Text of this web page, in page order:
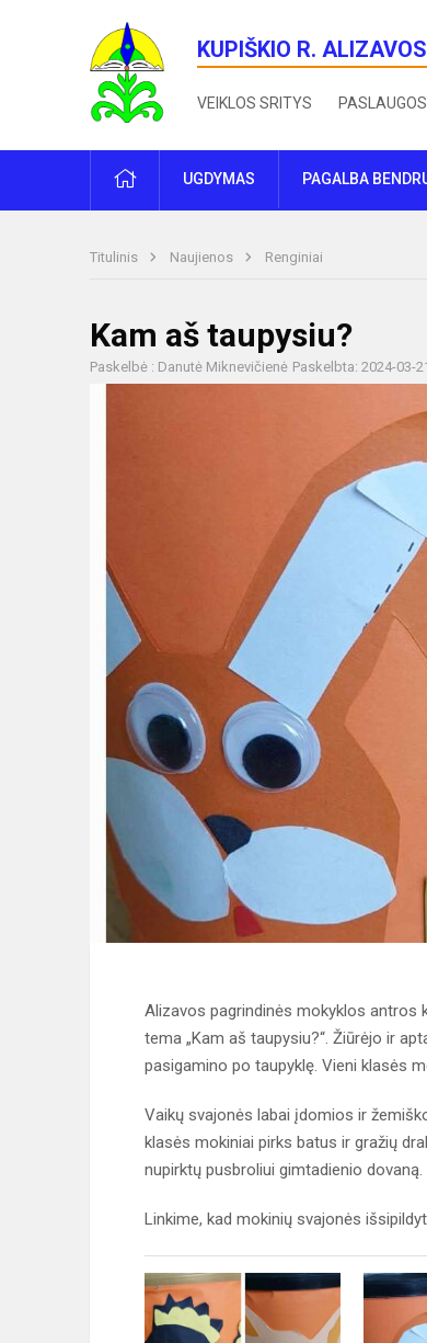
KUPIŠKIO R.
VEIKLOS SRITYS PASLAUGOS
PRADŽIAUGDYMAS PAGALBA
Titulinis Naujienos Renginiai
Kam aš taupysiu?
Paskelbė : Danutė Miknevičienė Paskelbta: 2024-03-
Alizavos pagrindinės mokyklos antros
tema „Kam aš taupysiu?“. Žiūrėjo ir
pasigamino po taupyklę. Vieni klasės
Vaikų svajonės labai įdomios ir
klasės mokiniai pirks batus ir gražių
nupirktų pusbroliui gimtadienio dovaną.
Linkime, kad mokinių svajonės